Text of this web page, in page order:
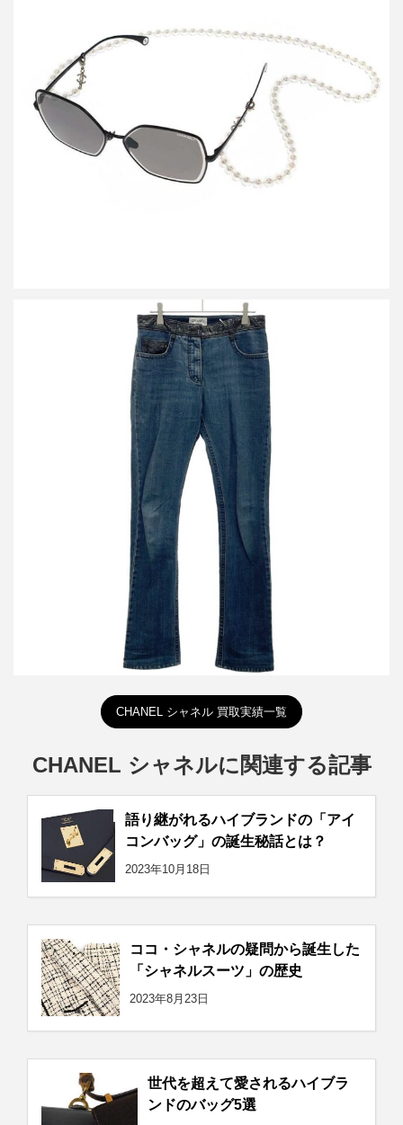
シャネル 4262 パールコード バタフライフレームサングラス
シャネル ラムパテントスキニーデニムパンツ P31989V22199
詳しく見る
CHANEL シャネル 買取実績一覧
CHANEL シャネルに関連する記事
語り継がれるハイブランドの「アイ
コンバッグ」の誕生秘話とは？
2023年10月18日
ココ・シャネルの疑問から誕生した
「シャネルスーツ」の歴史
2023年8月23日
世代を超えて愛されるハイブラ
ンドのバッグ5選